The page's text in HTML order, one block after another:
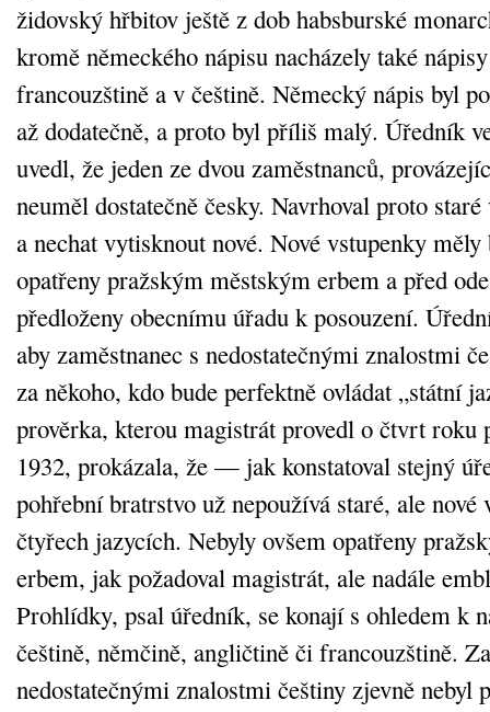
židovský hřbitov ještě z dob habsburské
kromě německého nápisu nacházely také
francouzštině a v češtině. Německý nápis byl
až dodatečně, a proto byl příliš malý. Úředník
uvedl, že jeden ze dvou zaměstnanců,
neuměl dostatečně česky. Navrhoval proto
a nechat vytisknout nové. Nové vstupenky
opatřeny pražským městským erbem a před
předloženy obecnímu úřadu k posouzení.
aby zaměstnanec s nedostatečnými znalostmi
za někoho, kdo bude perfektně ovládat „státní
prověrka, kterou magistrát provedl o čtvrt roku
1932, prokázala, že — jak konstatoval stejný
pohřební bratrstvo už nepoužívá staré, ale nové
čtyřech jazycích. Nebyly ovšem opatřeny
erbem, jak požadoval magistrát, ale nadále
Prohlídky, psal úředník, se konají s ohledem k
češtině, němčině, angličtině či francouzštině.
nedostatečnými znalostmi češtiny zjevně nebyl